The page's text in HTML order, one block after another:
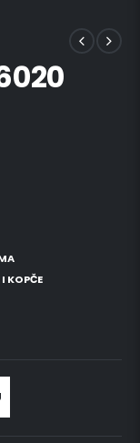
KOPČE